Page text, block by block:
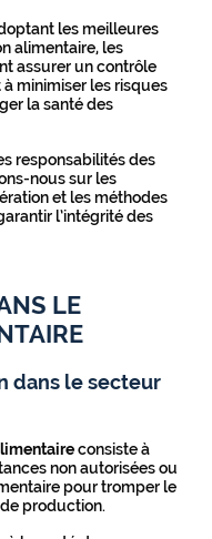
les meilleures
alimentaire, les
assurer un contrôle
minimiser les risques
la santé des
responsabilités des
nous sur les
et les méthodes
l’intégrité des
LE
dans le secteur
consiste à
non autorisées ou
pour tromper le
production.